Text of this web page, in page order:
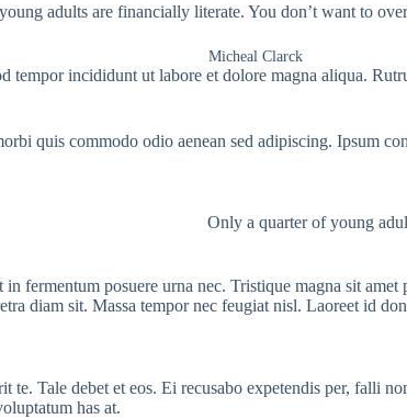
adults are financially literate. You don’t want to
Micheal Clarck
incididunt ut labore et dolore magna aliqua.
quis commodo odio aenean sed adipiscing. Ipsum
Only a quarter of young
fermentum posuere urna nec. Tristique magna sit
diam sit. Massa tempor nec feugiat nisl. Laoreet id
Tale debet et eos. Ei recusabo expetendis per, falli
has at.